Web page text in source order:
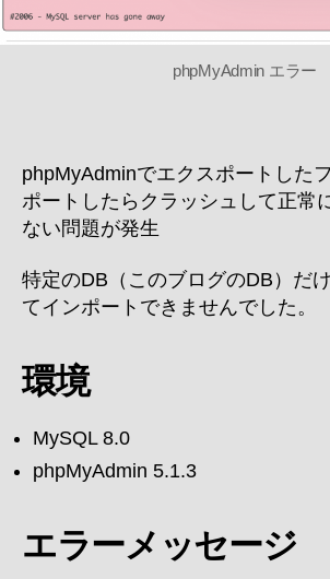
ァ
イ
ト
ア
な
い
phpMyAdmin エラー
phpMyAdminでエクスポートした
ポートしたらクラッシュして正常
ない問題が発生
特定のDB（このブログのDB）だ
てインポートできませんでした。
環境
MySQL 8.0
phpMyAdmin 5.1.3
エラーメッセージ